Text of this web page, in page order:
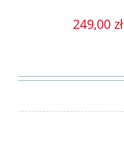
249,00 zł